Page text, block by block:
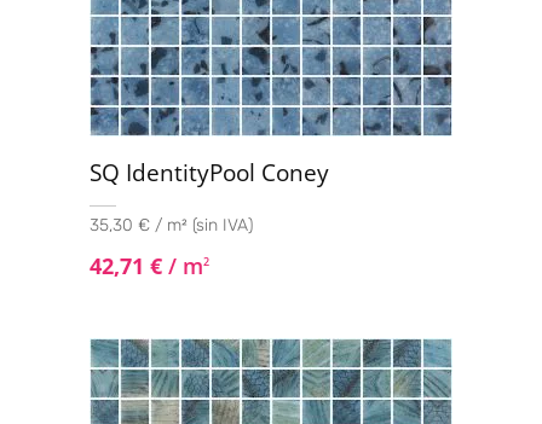
SQ IdentityPool Coney
35,30 € / m² (sin IVA)
42,71 € / m2